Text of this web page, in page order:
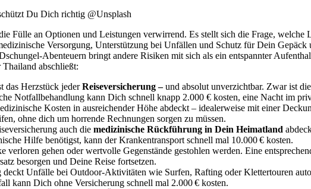
Du Dich richtig @Unsplash
Fülle an Optionen und Leistungen verwirrend. Es stellt sich die Frage, welche
Versorgung, Unterstützung bei Unfällen und Schutz für Dein Gepäck
Abenteuern bringt andere Risiken mit sich als ein entspannter
abschließt:
das Herzstück jederReiseversicherung –und absolut unverzichtbar. Zwar ist
Notfallbehandlung kann Dich schnell knapp 2.000 € kosten, eine Nacht im
Kosten in ausreichender Höhe abdeckt – idealerweise mit einer
ohne dich um horrende Rechnungen sorgen zu müssen.
auch die medizinische Rückführung in Dein Heimatland
Hilfe benötigst, kann der Krankentransport schnell mal 10.000 € kosten.
verloren gehen oder wertvolle Gegenstände gestohlen werden. Eine
besorgen und Deine Reise fortsetzen.
deckt Unfälle bei Outdoor-Aktivitäten wie Surfen, Rafting oder Klettertouren
kann Dich ohne Versicherung schnell mal 2.000 € kosten.